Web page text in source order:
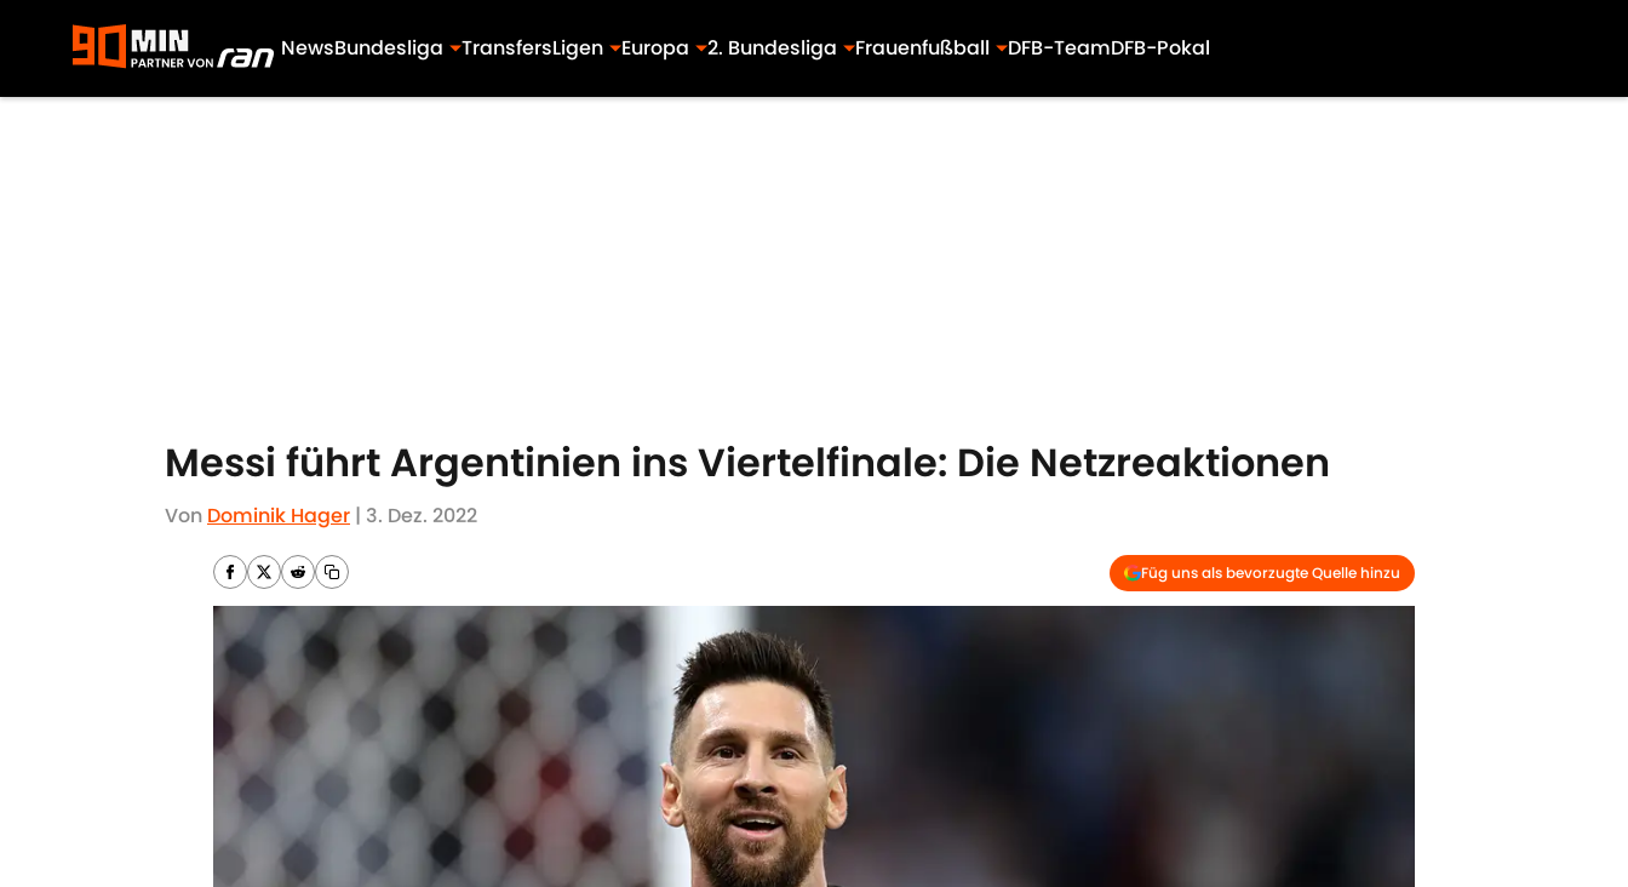
NewsBundesliga TransfersLigen Europa 2. Bundesliga Frauenfußball DFB-TeamDFB-Pokal
Messi führt Argentinien ins Viertelfinale: Die Netzreaktionen
Von Dominik Hager | 3. Dez. 2022
Füg uns als bevorzugte Quelle hinzu